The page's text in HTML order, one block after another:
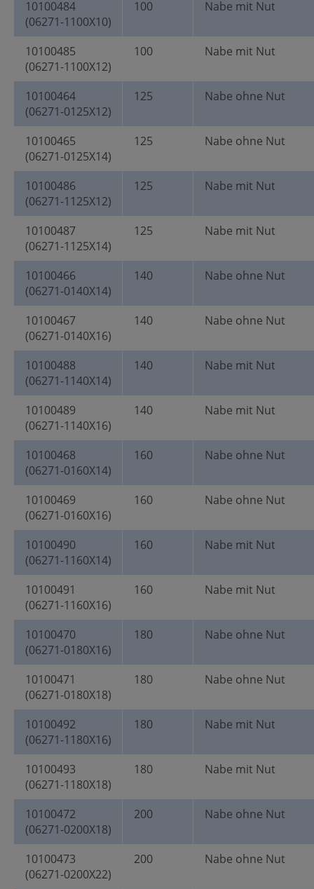
10100484
(06271-1100X10)
100 Nabe mit Nut
10100485
(06271-1100X12)
100 Nabe mit Nut
10100464
(06271-0125X12)
125 Nabe ohne Nut
10100465
(06271-0125X14)
125 Nabe ohne Nut
10100486
(06271-1125X12)
125 Nabe mit Nut
10100487
(06271-1125X14)
125 Nabe mit Nut
10100466
(06271-0140X14)
140 Nabe ohne Nut
10100467
(06271-0140X16)
140 Nabe ohne Nut
10100488
(06271-1140X14)
140 Nabe mit Nut
10100489
(06271-1140X16)
140 Nabe mit Nut
10100468
(06271-0160X14)
160 Nabe ohne Nut
10100469
(06271-0160X16)
160 Nabe ohne Nut
10100490
(06271-1160X14)
160 Nabe mit Nut
10100491
(06271-1160X16)
160 Nabe mit Nut
10100470
(06271-0180X16)
180 Nabe ohne Nut
10100471
(06271-0180X18)
180 Nabe ohne Nut
10100492
(06271-1180X16)
180 Nabe mit Nut
10100493
(06271-1180X18)
180 Nabe mit Nut
10100472
(06271-0200X18)
200 Nabe ohne Nut
10100473
(06271-0200X22)
200 Nabe ohne Nut